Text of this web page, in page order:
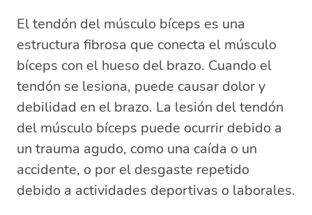
conocer
El tendón del músculo bíceps es una
estructura fibrosa que conecta el músculo
bíceps con el hueso del brazo. Cuando el
tendón se lesiona, puede causar dolor y
debilidad en el brazo. La lesión del tendón
del músculo bíceps puede ocurrir debido a
un trauma agudo, como una caída o un
accidente, o por el desgaste repetido
debido a actividades deportivas o laborales.